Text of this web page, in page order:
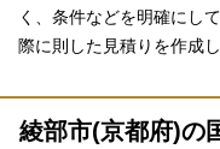
く、条件などを明確にし
際に則した見積りを作成
綾部市(京都府)の